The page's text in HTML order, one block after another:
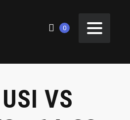
0
VS